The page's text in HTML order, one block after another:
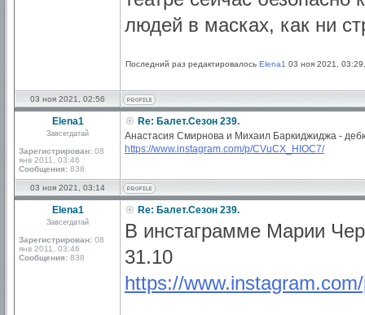
людей в масках, как ни
Последний раз редактировалось Elena1 03 ноя 2021,
03 ноя 2021, 02:56
Elena1
Завсегдатай
Зарегистрирован: 08
янв 2011, 03:46
Сообщения: 838
Re: Балет.Сезон 239.
Анастасия Смирнова и Михаил Баркиджиджа -
https://www.instagram.com/p/CVuCX_HIOC7/
03 ноя 2021, 03:14
Elena1
Завсегдатай
Зарегистрирован: 08
янв 2011, 03:46
Сообщения: 838
Re: Балет.Сезон 239.
В инстаграмме Марии
31.10
https://